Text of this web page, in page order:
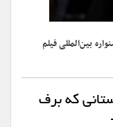
بین‌المللی فیلم
که برف